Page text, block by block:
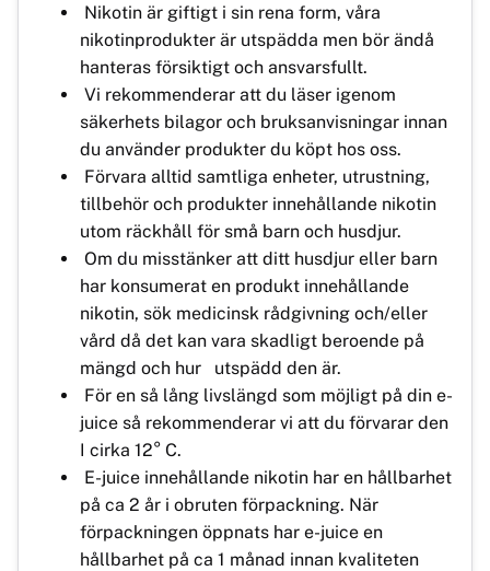
Nikotin är giftigt i sin rena form, våra
nikotinprodukter är utspädda men bör ändå
hanteras försiktigt och ansvarsfullt.
Vi rekommenderar att du läser igenom
säkerhets bilagor och bruksanvisningar innan
du använder produkter du köpt hos oss.
Förvara alltid samtliga enheter, utrustning,
tillbehör och produkter innehållande nikotin
utom räckhåll för små barn och husdjur.
Om du misstänker att ditt husdjur eller barn
har konsumerat en produkt innehållande
nikotin, sök medicinsk rådgivning och/eller
vård då det kan vara skadligt beroende på
mängd och hur utspädd den är.
För en så lång livslängd som möjligt på din e-
juice så rekommenderar vi att du förvarar den
I cirka 12° C.
E-juice innehållande nikotin har en hållbarhet
på ca 2 år i obruten förpackning. När
förpackningen öppnats har e-juice en
hållbarhet på ca 1 månad innan kvaliteten